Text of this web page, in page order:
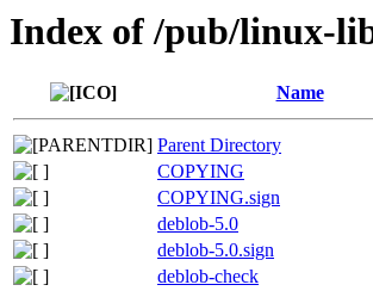
Index of /pub/linux-
Name
Parent Directory
COPYING
COPYING.sign
deblob-5.0
deblob-5.0.sign
deblob-check